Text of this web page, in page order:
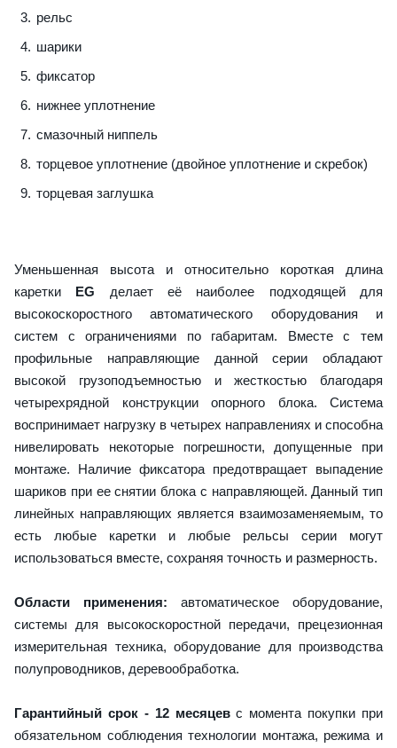
рельс
шарики
фиксатор
нижнее уплотнение
смазочный ниппель
торцевое уплотнение (двойное уплотнение и скребок)
торцевая заглушка
Уменьшенная высота и относительно короткая длина
каретки EG делает её наиболее подходящей для
высокоскоростного автоматического оборудования и
систем с ограничениями по габаритам. Вместе с тем
профильные направляющие данной серии обладают
высокой грузоподъемностью и жесткостью благодаря
четырехрядной конструкции опорного блока. Система
воспринимает нагрузку в четырех направлениях и способна
нивелировать некоторые погрешности, допущенные при
монтаже. Наличие фиксатора предотвращает выпадение
шариков при ее снятии блока с направляющей. Данный тип
линейных направляющих является взаимозаменяемым, то
есть любые каретки и любые рельсы серии могут
использоваться вместе, сохраняя точность и размерность.
Области применения: автоматическое оборудование,
системы для высокоскоростной передачи, прецезионная
измерительная техника, оборудование для производства
полупроводников, деревообработка.
Гарантийный срок - 12 месяцевс момента покупки при
обязательном соблюдения технологии монтажа, режима и